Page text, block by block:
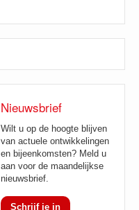
Nieuwsbrief
Wilt u op de hoogte blijven
van actuele ontwikkelingen
en bijeenkomsten? Meld u
aan voor de maandelijkse
nieuwsbrief.
Schrijf je in